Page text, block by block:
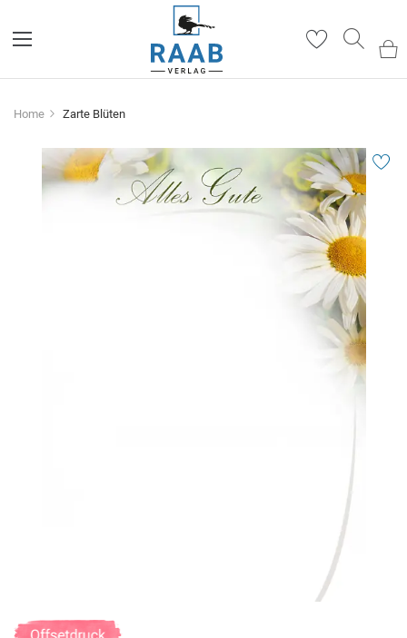
Home Zarte Blüten
Zum